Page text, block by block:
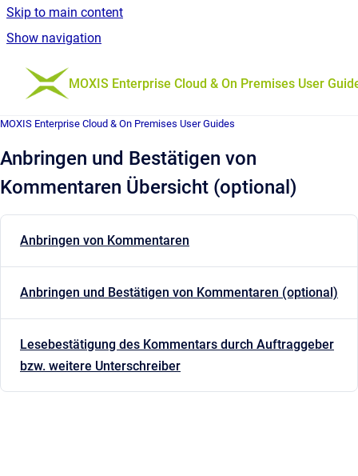
Skip to main content
Show navigation
Go to homepage
MOXIS Enterprise Cloud & On Premises User
MOXIS Enterprise Cloud & On Premises User Guides
Anbringen und Bestätigen von
Kommentaren Übersicht (optional)
Anbringen von Kommentaren
Anbringen und Bestätigen von Kommentaren (optional)
Lesebestätigung des Kommentars durch Auftraggeber
bzw. weitere Unterschreiber